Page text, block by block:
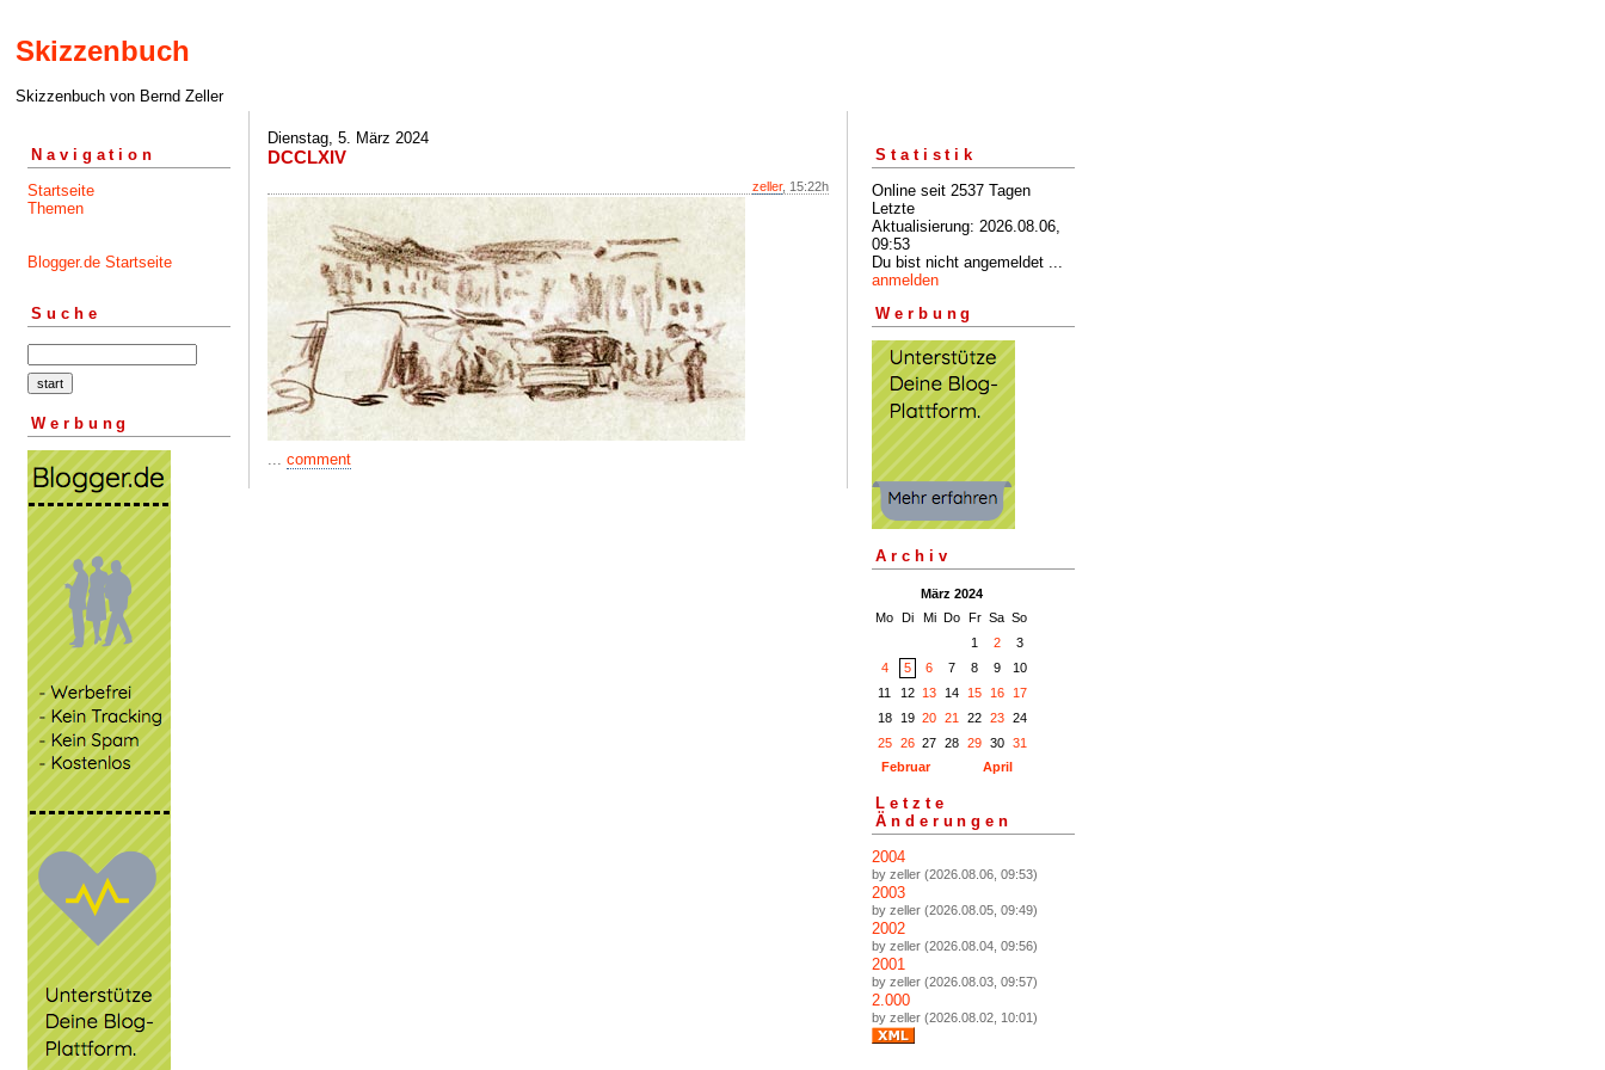
Skizzenbuch
Skizzenbuch von Bernd Zeller
Navigation
Startseite
Themen
Blogger.de Startseite
Suche
Werbung
Dienstag, 5. März 2024
DCCLXIV
zeller, 15:22h
... comment
Statistik
Online seit 2537 Tagen
Letzte
Aktualisierung: 2026.08.06,
09:53
Du bist nicht angemeldet ...
anmelden
Werbung
Archiv
März 2024
Mo Di Mi Do Fr Sa So
1
2
3
4
5 6 7 8 9
10
11
12 13 14 15 16
17
18
19 20 21 22 23
24
25
26 27 28 29 30
31
Februar
April
Letzte
Änderungen
2004
by zeller (2026.08.06, 09:53)
2003
by zeller (2026.08.05, 09:49)
2002
by zeller (2026.08.04, 09:56)
2001
by zeller (2026.08.03, 09:57)
2.000
by zeller (2026.08.02, 10:01)